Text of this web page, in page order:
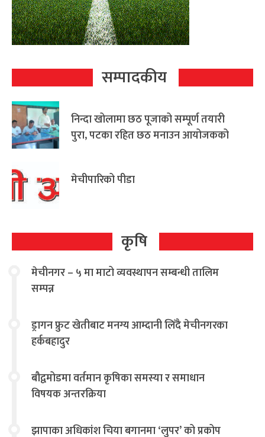
सम्पादकीय
निन्दा खोलामा छठ पूजाको सम्पूर्ण तयारी
पुरा, पटका रहित छठ मनाउन आयोजकको
मेचीपारिको पीडा
कृषि
मेचीनगर – ५ मा माटो व्यवस्थापन सम्बन्धी तालिम
सम्पन्न
ड्रागन फ्रुट खेतीबाट मनग्य आम्दानी लिँदै मेचीनगरका
हर्कबहादुर
बौद्वमोडमा वर्तमान कृषिका समस्या र समाधान
विषयक अन्तरक्रिया
झापाका अधिकांश चिया बगानमा ‘लुपर’ को प्रकोप